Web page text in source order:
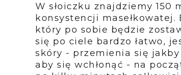
W słoiczku znajdziemy
konsystencji masełkowatej.
który po sobie będzie
się po ciele bardzo łatwo,
skóry - przemienia się
aby się wchłonąć - na